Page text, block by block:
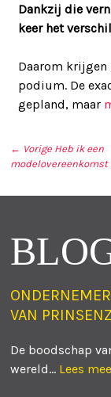
Dankzij die
keer het
Daarom
podium. De
gepland, maar
← VorigeHeb ik een
modelovereenkomst
VAN
De boodschap
wereld... Lees